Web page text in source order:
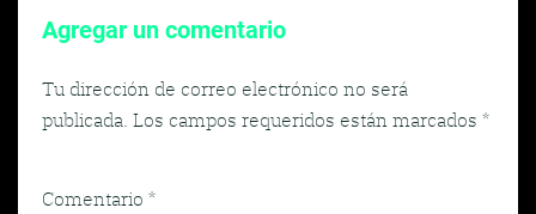
Agregar un comentario
Tu dirección de correo electrónico no será
publicada. Los campos requeridos están marcados *
Comentario *